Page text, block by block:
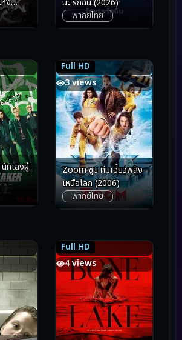
(2025)
นะ รักฉัน (2026)
พากย์ไทย
กเลงผู้
Full HD
5.3
3 views
5.3
Zoom ซูม ทีมเฮี้ยวพลัง
เหนือโลก (2006)
พากย์ไทย
Full HD
5.6
4 views
5.6